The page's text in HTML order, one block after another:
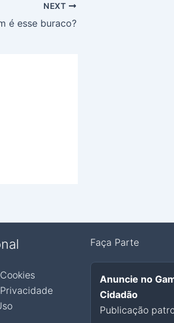
NEXT
é esse buraco?
Faça Parte
Anuncie no
Cidadão
Publicação